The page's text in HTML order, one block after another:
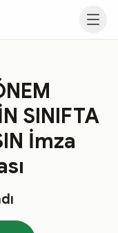
SINIFTA
İmza